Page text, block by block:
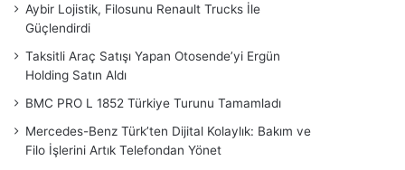
Aybir Lojistik, Filosunu Renault Trucks İle
Güçlendirdi
Taksitli Araç Satışı Yapan Otosende’yi Ergün
Holding Satın Aldı
BMC PRO L 1852 Türkiye Turunu Tamamladı
Mercedes-Benz Türk’ten Dijital Kolaylık: Bakım ve
Filo İşlerini Artık Telefondan Yönet